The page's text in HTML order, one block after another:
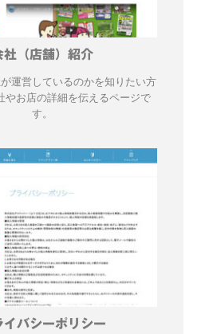
社（店舗）紹介
運営しているのかを知りたい方
やお店の詳細を伝えるページで
す。
イバシーポリシー